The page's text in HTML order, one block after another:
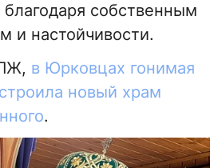
благодаря собственным
и настойчивости.
в Юрковцах гонимая
новый храм
.